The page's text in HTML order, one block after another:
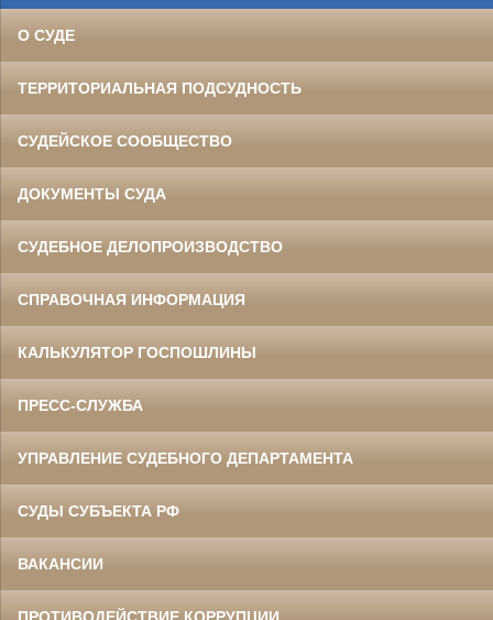
О СУДЕ
ТЕРРИТОРИАЛЬНАЯ ПОДСУДНОСТЬ
СУДЕЙСКОЕ СООБЩЕСТВО
ДОКУМЕНТЫ СУДА
СУДЕБНОЕ ДЕЛОПРОИЗВОДСТВО
СПРАВОЧНАЯ ИНФОРМАЦИЯ
КАЛЬКУЛЯТОР ГОСПОШЛИНЫ
ПРЕСС-СЛУЖБА
УПРАВЛЕНИЕ СУДЕБНОГО ДЕПАРТАМЕНТА
СУДЫ СУБЪЕКТА РФ
ВАКАНСИИ